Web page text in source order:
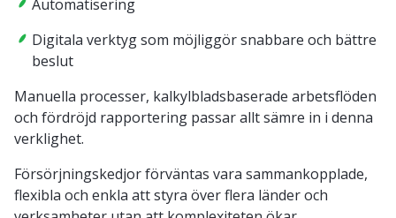
Automatisering
Digitala verktyg som möjliggör snabbare och bättre
beslut
Manuella processer, kalkylbladsbaserade arbetsflöden
och fördröjd rapportering passar allt sämre in i denna
verklighet.
Försörjningskedjor förväntas vara sammankopplade,
flexibla och enkla att styra över flera länder och